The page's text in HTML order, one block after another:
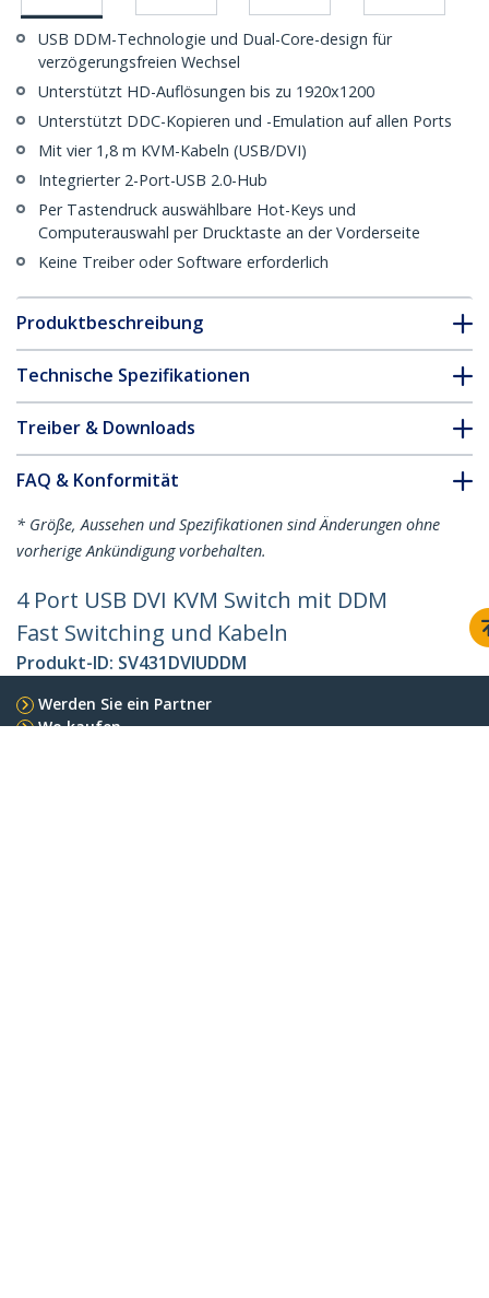
USB DDM-Technologie und Dual-Core-design für
verzögerungsfreien Wechsel
Unterstützt HD-Auflösungen bis zu 1920x1200
Unterstützt DDC-Kopieren und -Emulation auf allen Ports
Mit vier 1,8 m KVM-Kabeln (USB/DVI)
Integrierter 2-Port-USB 2.0-Hub
Per Tastendruck auswählbare Hot-Keys und
Computerauswahl per Drucktaste an der Vorderseite
Keine Treiber oder Software erforderlich
Produktbeschreibung
Technische Spezifikationen
Treiber & Downloads
FAQ & Konformität
* Größe, Aussehen und Spezifikationen sind Änderungen ohne
vorherige Ankündigung vorbehalten.
4 Port USB DVI KVM Switch mit DDM
Fast Switching und Kabeln
Produkt-ID: SV431DVIUDDM
Werden Sie ein Partner
Wo kaufen